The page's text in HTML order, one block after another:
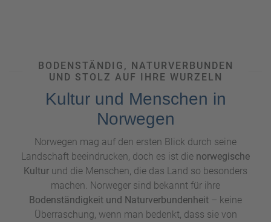
Essen und Trinken – Traditionelle Küche kennenlernen
Lachs gehört definitiv auf Ihren Speiseplan. Weitere
typische Gerichte sind Kjøttkaker (eine Art Frikadelle) oder
der berühmte, aber gewöhnungsbedürftige Lutefisk, ein in
Buchen- oder Birkenasche gewässerter Trockenfisch. In den
Städten gibt es zudem viele internationale Restaurants, und
für den kleinen Snack zwischendurch finden Sie an fast
jeder Ecke eine Kanelboller – eine norwegische
Zimtschnecke, die Sie sich nicht entgehen lassen sollten.
Für Budgetbewusste lohnt sich ein Einkauf in den örtlichen
BODENSTÄNDIG, NATURVERBUNDEN
UND STOLZ AUF IHRE WURZELN
Kultur und Menschen in
Norwegen
Norwegen mag auf den ersten Blick durch seine
Landschaft beeindrucken, doch es ist die norwegische
Kultur und die Menschen, die das Land so besonders
machen. Norweger sind bekannt für ihre
Bodenständigkeit und Naturverbundenheit – keine
Überraschung, wenn man bedenkt, dass sie von